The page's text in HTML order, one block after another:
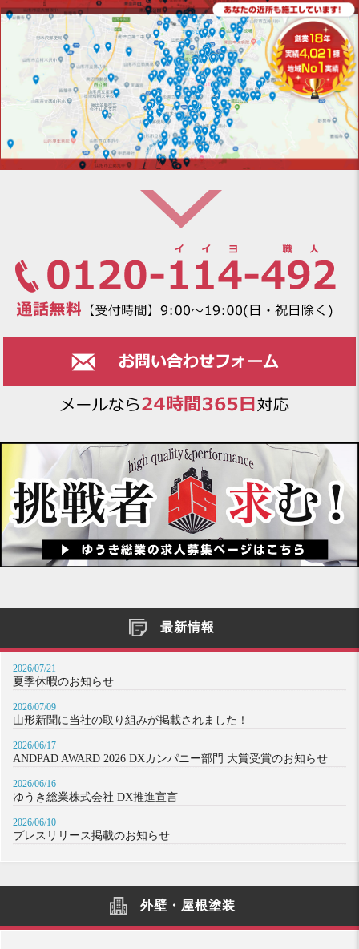
最新情報
2026/07/21
夏季休暇のお知らせ
2026/07/09
山形新聞に当社の取り組みが掲載されました！
2026/06/17
ANDPAD AWARD 2026 DXカンパニー部門 大賞受賞のお知らせ
2026/06/16
ゆうき総業株式会社 DX推進宣言
2026/06/10
プレスリリース掲載のお知らせ
外壁・屋根塗装